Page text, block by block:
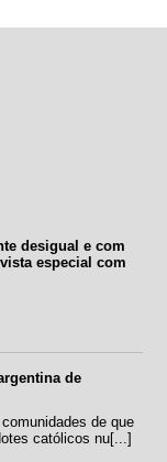
desigual e com
especial com
de
de que
católicos nu[...]